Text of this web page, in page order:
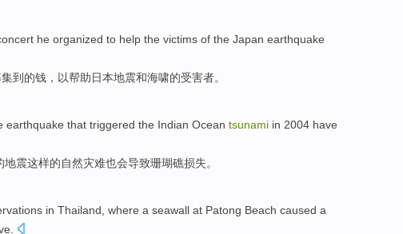
he organized to help the victims of the Japan earthquake
到 的钱 ， 以帮助日本地震和海啸的受害者。
earthquake that triggered the Indian Ocean tsunami in 2004 have
地震这样的自然灾难也会导致珊瑚礁损失。
in Thailand where a seawall at Patong Beach caused a